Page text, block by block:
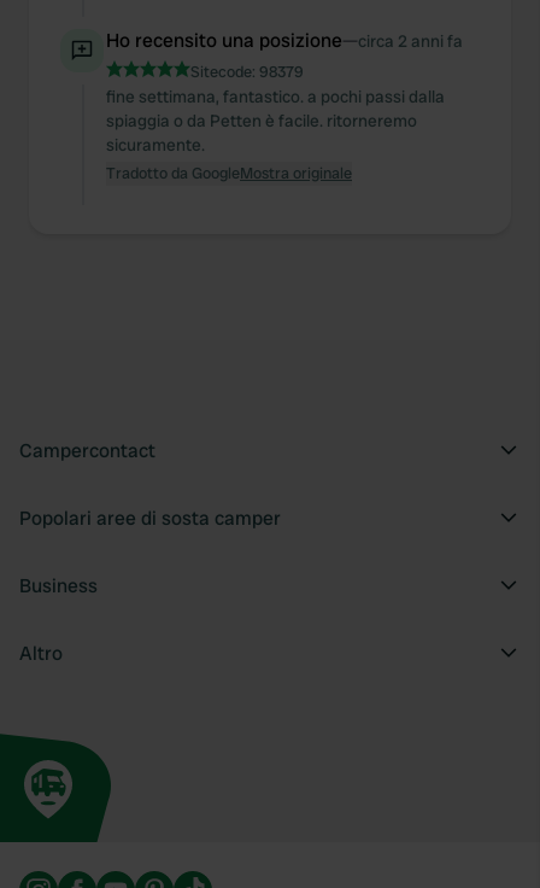
Ho recensito una posizione—circa 2 anni fa
Sitecode: 98379
fine settimana, fantastico. a pochi passi dalla
spiaggia o da Petten è facile. ritorneremo
sicuramente.
Tradotto da GoogleMostra originale
Campercontact
Popolari aree di sosta camper
Business
Altro